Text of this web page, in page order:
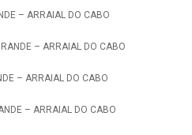
– ARRAIAL DO CABO
– ARRAIAL DO CABO
– ARRAIAL DO CABO
– ARRAIAL DO CABO